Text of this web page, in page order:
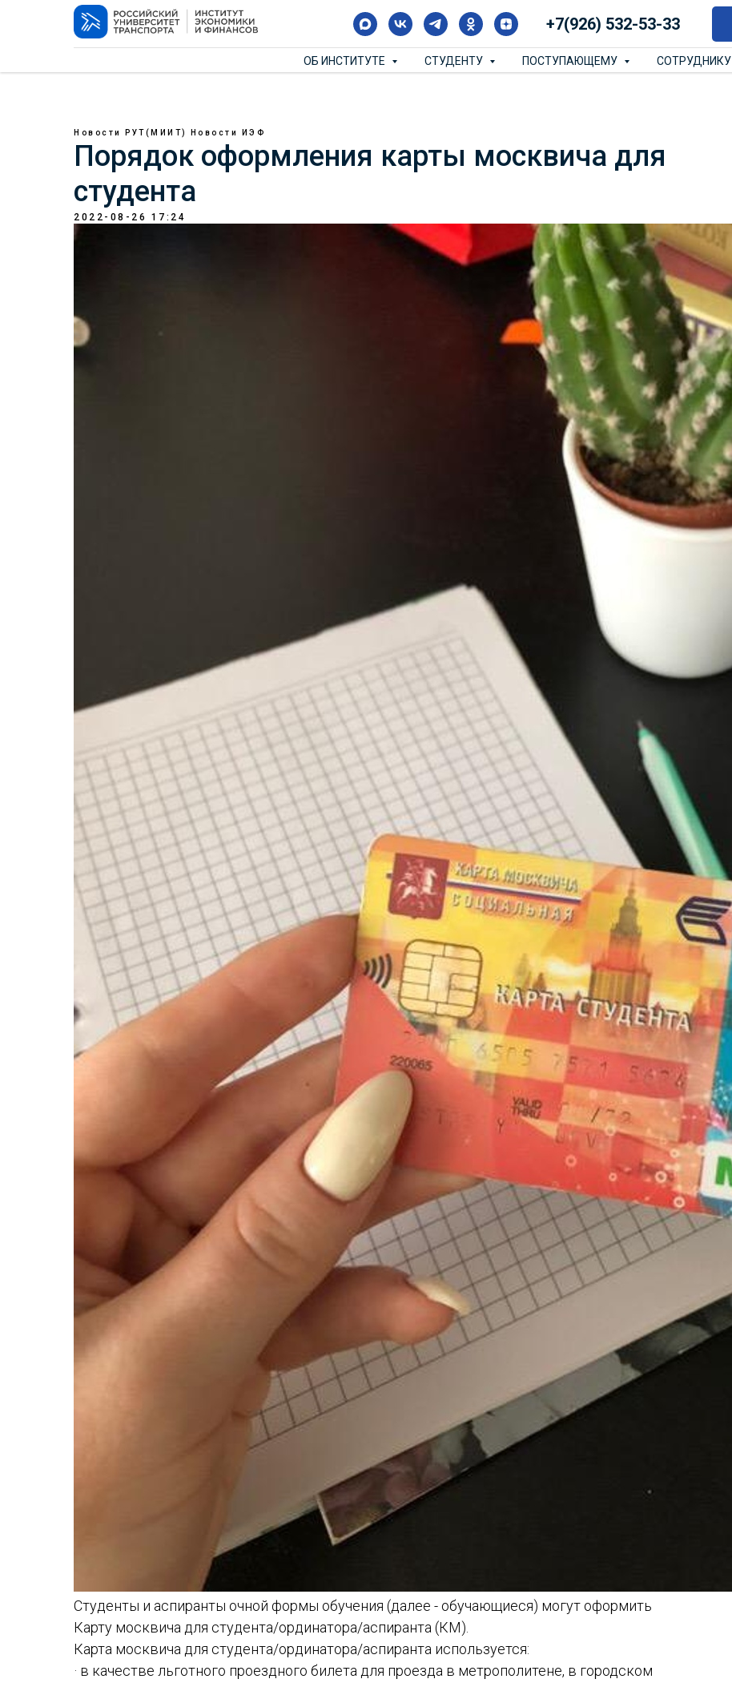
+7(926) 532-53-33
ОБ ИНСТИТУТЕ СТУДЕНТУ ПОСТУПАЮЩЕМУ СОТРУДНИКУ
Новости РУТ(МИИТ) Новости ИЭФ
Порядок оформления карты москвича для
студента
2022-08-26 17:24
Студенты и аспиранты очной формы обучения (далее - обучающиеся) могут оформить
Карту москвича для студента/ординатора/аспиранта (КМ).
Карта москвича для студента/ординатора/аспиранта используется:
· в качестве льготного проездного билета для проезда в метрополитене, в городском